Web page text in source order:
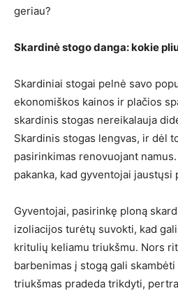
geriau?
Skardinė stogo danga: kokie
Skardiniai stogai pelnė savo
ekonomiškos kainos ir plačios
skardinis stogas nereikalauja
Skardinis stogas lengvas, ir dėl
pasirinkimas renovuojant
pakanka, kad gyventojai jaustųsi
Gyventojai, pasirinkę ploną
izoliacijos turėtų suvokti, kad
kritulių keliamu triukšmu. Nors
barbenimas į stogą gali
triukšmas pradeda trikdyti,